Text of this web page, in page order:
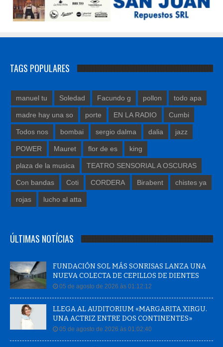
TAGS POPULARES
manuel tu Soledad Facundo g pollon todo apa
madre hay una so porte EN LA RADIO Cumbi
Todos nos bombai sergio dalma dalia jazz
POWER Mauret flor de es king
plaza de la musica TEATRO SENSORIAL A OSCURAS
Con bandas Coti CORDERA Birabent chistes ya
rojas lucho al atta
ÚLTIMAS NOTÍCIAS
FUNDACIÓN SOL MÁS SONRISAS LANZA UNA
NUEVA COLECTA DE CEPILLOS DE DIENTES
05 de agosto de 2026 às 01:12:12
LLEGA AL AUDITORIUM «MARGARITA XIRGU.
UNA ACTRIZ ENTRE DOS CONTINENTES»
05 de agosto de 2026 às 01:02:40